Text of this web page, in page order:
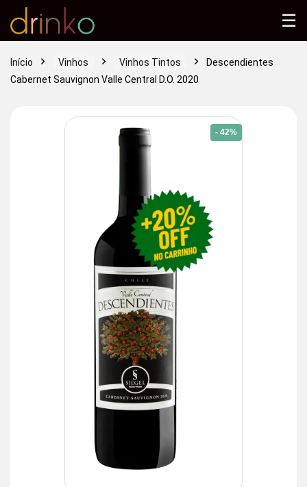
Início Vinhos Vinhos Tintos
Descendientes
Cabernet Sauvignon Valle Central D.O. 2020
- 42%
☰